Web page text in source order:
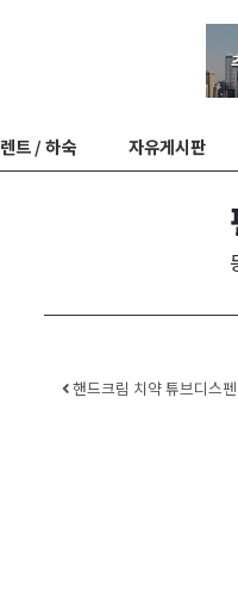
렌트 / 하숙 자유게시판
Post
핸드크림 치약 튜브디스